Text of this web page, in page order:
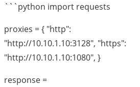
```python import requests
proxies = { "http":
"http://10.10.1.10:3128", "https":
"http://10.10.1.10:1080", }
response =